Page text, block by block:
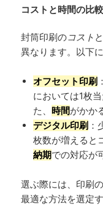
コストと時間の比較
封筒印刷のコスト
異なります。以下
オフセット印刷
においては1枚
た、時間がかか
デジタル印刷 ：
枚数が増えると
納期での対応が
選ぶ際には、印刷の
最適な方法を選定